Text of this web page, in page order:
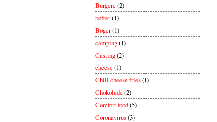
Burgere(2)
bøffer(1)
Bøger(1)
camping(1)
Casting(2)
cheese(1)
Chili cheese fries(1)
Chokolade(2)
Comfort food(5)
Coronavirus(3)